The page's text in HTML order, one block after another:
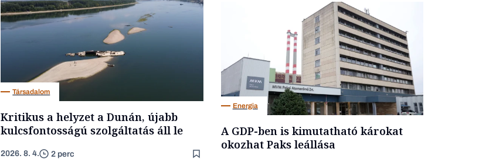
Társadalom
Kritikus a helyzet a Dunán, újabb
kulcsfontosságú szolgáltatás áll le
2026. 8. 4. 2 perc
Energia
A GDP-ben is kimutatható károkat
okozhat Paks leállása